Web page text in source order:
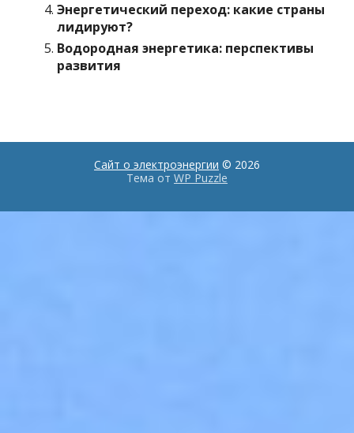
Энергетический переход: какие страны
лидируют?
Водородная энергетика: перспективы
развития
Сайт о электроэнергии © 2026
Тема от WP Puzzle